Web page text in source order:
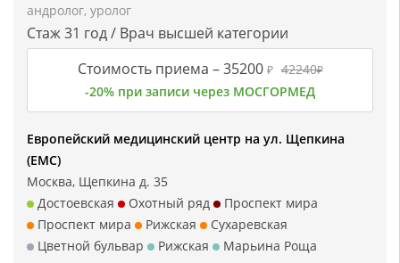
андролог, уролог
Стаж 31 год / Врач высшей категории
Стоимость приема –35200 ₽ 42240₽
-20% при записи через МОСГОРМЕД
Европейский медицинский центр на ул. Щепкина
(ЕМС)
Москва, Щепкина д. 35
Достоевская
Охотный ряд
Проспект мира
Проспект мира
Рижская
Сухаревская
Цветной бульвар
Рижская
Марьина Роща